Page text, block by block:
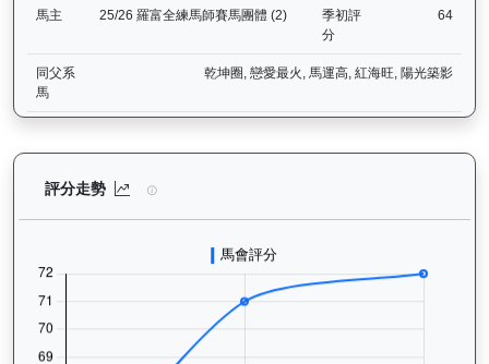
馬主 25/26 羅富全練馬師賽馬團體 (2)
季初評
分
64
同父系
馬
乾坤圈, 戀愛最火, 馬運高, 紅海旺, 陽光築影
評分走勢 㩒住贏（L310）— 評分走勢圖表：追蹤香港